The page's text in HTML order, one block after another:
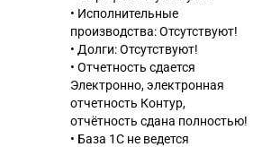
сахаристыми кондитерскими
изделиями
46.38 Торговля оптовая
прочими пищевыми
продуктами, включая рыбу,
ракообразных и моллюсков
46.41 Торговля оптовая
текстильными изделиями
• Исполнительные
производства: Отсутствуют!
• Долги: Отсутствуют!
• Отчетность сдается
Электронно, электронная
отчетность Контур,
отчётность сдана полностью!
• База 1С не ведется